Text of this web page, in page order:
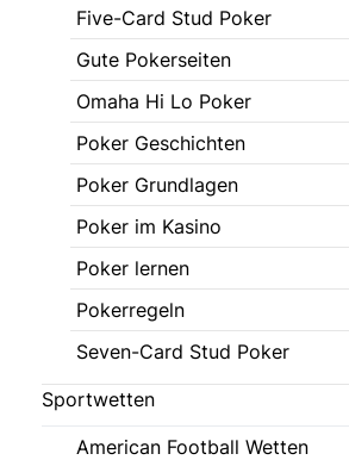
Five-Card Stud Poker
Gute Pokerseiten
Omaha Hi Lo Poker
Poker Geschichten
Poker Grundlagen
Poker im Kasino
Poker lernen
Pokerregeln
Seven-Card Stud Poker
Sportwetten
American Football Wetten